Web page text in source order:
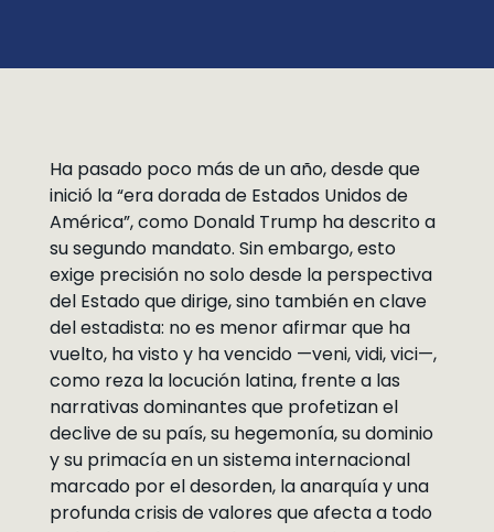
Ha pasado poco más de un año, desde que
inició la “era dorada de Estados Unidos de
América”, como Donald Trump ha descrito a
su segundo mandato. Sin embargo, esto
exige precisión no solo desde la perspectiva
del Estado que dirige, sino también en clave
del estadista: no es menor afirmar que ha
vuelto, ha visto y ha vencido —veni, vidi, vici—,
como reza la locución latina, frente a las
narrativas dominantes que profetizan el
declive de su país, su hegemonía, su dominio
y su primacía en un sistema internacional
marcado por el desorden, la anarquía y una
profunda crisis de valores que afecta a todo